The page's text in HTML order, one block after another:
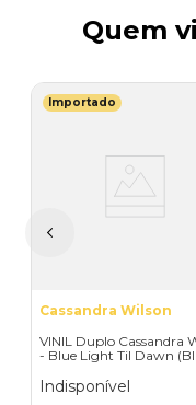
Quem
Importado
Cassandra Wilson
VINIL Duplo Cassandra
- Blue Light Til Dawn
Indisponível